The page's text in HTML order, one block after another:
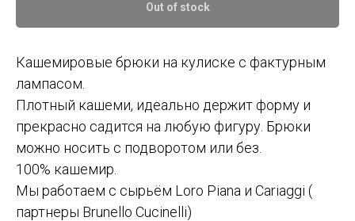
Out of stock
Кашемировые брюки на кулиске с фактурным
лампасом.
Плотный кашеми, идеально держит форму и
прекрасно садится на любую фигуру. Брюки
можно носить с подворотом или без.
100% кашемир.
Мы работаем с сырьём Loro Piana и Cariaggi (
партнеры Brunello Cucinelli)